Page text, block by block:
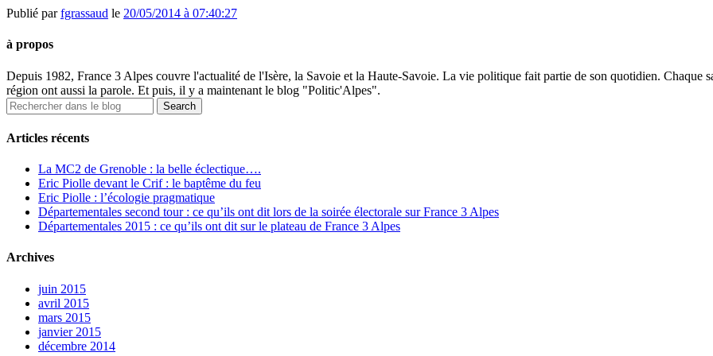
Publié parfgrassaud le 20/05/2014 à 07:40:27
à propos
Depuis 1982, France 3 Alpes couvre l'actualité de l'Isère, la Savoie et la Haute-Savoie. La vie politique fait partie de son quotidien.
région ont aussi la parole. Et puis, il y a maintenant le blog "Politic'Alpes".
Articles récents
La MC2 de Grenoble : la belle éclectique….
Eric Piolle devant le Crif : le baptême du feu
Eric Piolle : l’écologie pragmatique
Départementales second tour : ce qu’ils ont dit lors de la soirée électorale sur France 3 Alpes
Départementales 2015 : ce qu’ils ont dit sur le plateau de France 3 Alpes
Archives
juin 2015
avril 2015
mars 2015
janvier 2015
décembre 2014